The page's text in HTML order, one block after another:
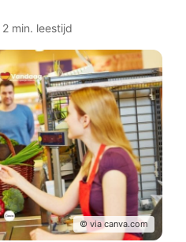
min. leestijd
© via canva.com